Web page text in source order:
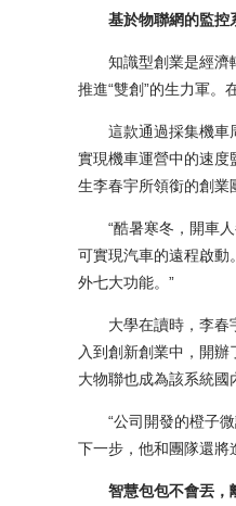
基於物聯網的監控
知識型創業是經濟轉
推進“雙創”的生力軍。
這款通過採集機車周
實現機車運營中的速度
生李春宇所領銜的創業
“酷暑寒冬，開車人
可實現汽車的遠程啟動
外七大功能。”
大學在讀時，李春宇
入到創新創業中，開
大物聯也成為該系統國
“公司開發的橙子微
下一步，他和團隊還將
智慧包包不會丟，